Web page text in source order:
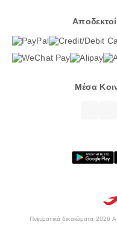
Μέσα
Πνευματικά δικαιώματα 2026